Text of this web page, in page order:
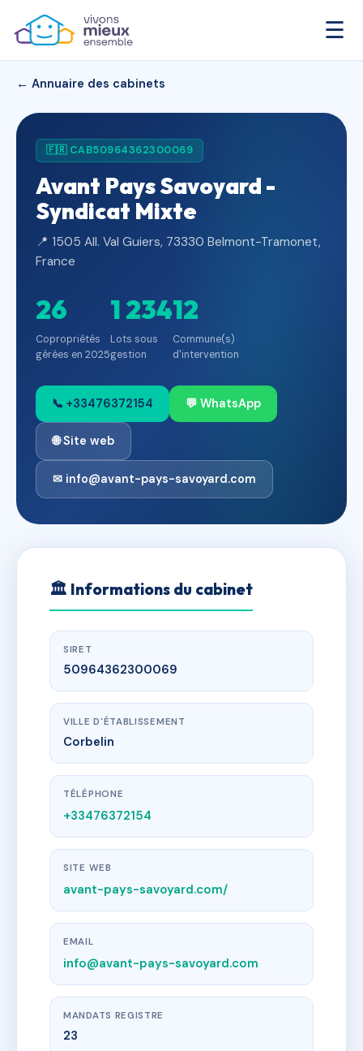
☰
← Annuaire des cabinets
🇫🇷 CAB50964362300069
Avant Pays Savoyard -
Syndicat Mixte
📍 1505 All. Val Guiers, 73330 Belmont-Tramonet,
France
26
Copropriétés
gérées en 2025
1 234
Lots sous
gestion
12
Commune(s)
d'intervention
📞 +33476372154 💬 WhatsApp
🌐 Site web
✉ info@avant-pays-savoyard.com
🏛 Informations du cabinet
SIRET
50964362300069
VILLE D'ÉTABLISSEMENT
Corbelin
TÉLÉPHONE
+33476372154
SITE WEB
avant-pays-savoyard.com/
EMAIL
info@avant-pays-savoyard.com
MANDATS REGISTRE
23